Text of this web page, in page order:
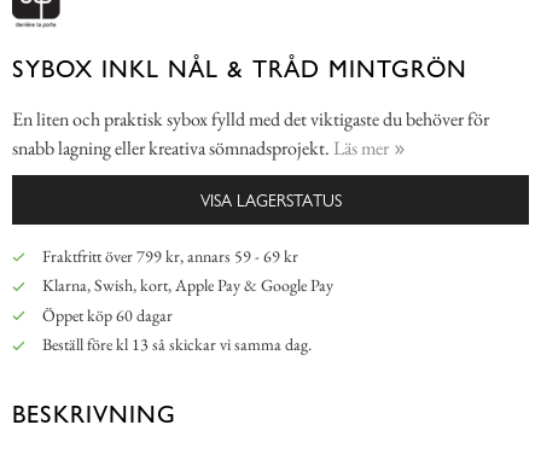
SYBOX INKL NÅL & TRÅD MINTGRÖN
En liten och praktisk sybox fylld med det viktigaste du behöver för
snabb lagning eller kreativa sömnadsprojekt. Läs mer
VISA LAGERSTATUS
Fraktfritt över 799 kr, annars 59 - 69 kr
Klarna, Swish, kort, Apple Pay & Google Pay
Öppet köp 60 dagar
Beställ före kl 13 så skickar vi samma dag.
BESKRIVNING